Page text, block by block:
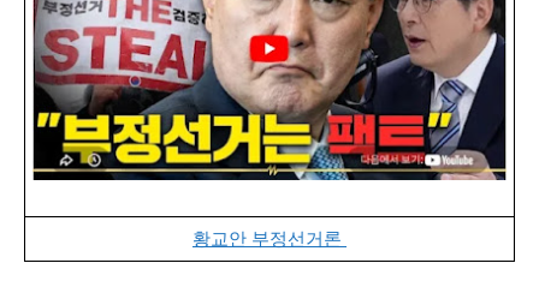
황교안 부정선거론